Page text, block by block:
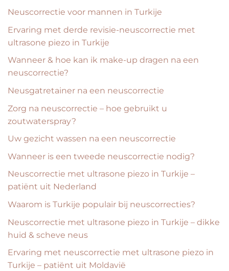
Neuscorrectie voor mannen in Turkije
Ervaring met derde revisie-neuscorrectie met
ultrasone piezo in Turkije
Wanneer & hoe kan ik make-up dragen na een
neuscorrectie?
Neusgatretainer na een neuscorrectie
Zorg na neuscorrectie – hoe gebruikt u
zoutwaterspray?
Uw gezicht wassen na een neuscorrectie
Wanneer is een tweede neuscorrectie nodig?
Neuscorrectie met ultrasone piezo in Turkije –
patiënt uit Nederland
Waarom is Turkije populair bij neuscorrecties?
Neuscorrectie met ultrasone piezo in Turkije – dikke
huid & scheve neus
Ervaring met neuscorrectie met ultrasone piezo in
Turkije – patiënt uit Moldavië